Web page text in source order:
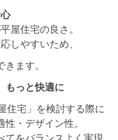
屋住宅の良さ。
しやすいため、
ます。
もっと快適に
住宅」を検討する際に
・デザイン性。